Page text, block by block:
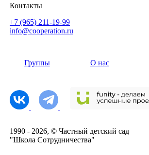
Контакты
+7 (965) 211-19-99
info@cooperation.ru
Группы О нас
1990 - 2026, © Частный детский сад
"Школа Сотрудничества"